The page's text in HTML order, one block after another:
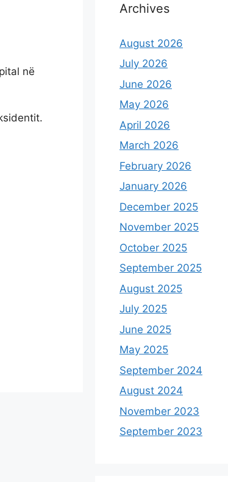
në
Archives
August 2026
July 2026
June 2026
May 2026
April 2026
March 2026
February 2026
January 2026
December 2025
November 2025
October 2025
September 2025
August 2025
July 2025
June 2025
May 2025
September 2024
August 2024
November 2023
September 2023